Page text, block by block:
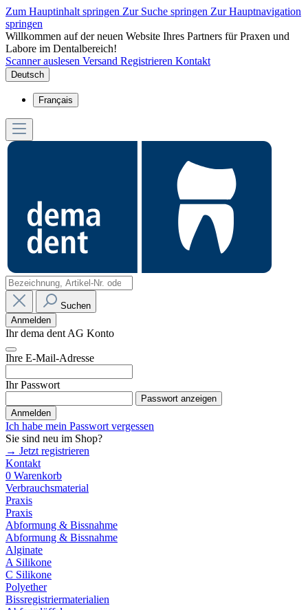
Zum Hauptinhalt springen Zur Suche springen Zur Hauptnavigation
springen
Willkommen auf der neuen Website Ihres Partners für Praxen und
Labore im Dentalbereich!
Scanner auslesen Versand Registrieren Kontakt
Deutsch
Français
Suchen
Anmelden
Ihr dema dent AG Konto
Ihre E-Mail-Adresse
Ihr Passwort
Passwort anzeigen
Anmelden
Ich habe mein Passwort vergessen
Sie sind neu im Shop?
→ Jetzt registrieren
Kontakt
0 Warenkorb
Verbrauchsmaterial
Praxis
Praxis
Abformung & Bissnahme
Abformung & Bissnahme
Alginate
A Silikone
C Silikone
Polyether
Bissregistriermaterialien